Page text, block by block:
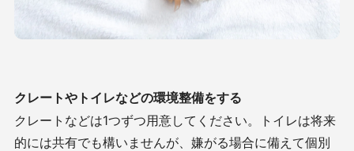
クレートやトイレなどの環境整備をする
クレートなどは1つずつ用意してください。トイレは将来
的には共有でも構いませんが、嫌がる場合に備えて個別